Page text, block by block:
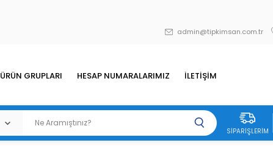
admin@tipkimsan.com.tr
ÜRÜN GRUPLARI HESAP NUMARALARIMIZ İLETİŞİM
SIPARIŞLERIM